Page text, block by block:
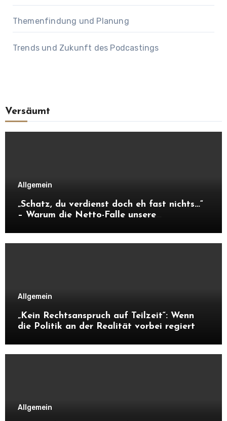
Themenfindung und Planung
Trends und Zukunft des Podcastings
Versäumt
Allgemein
„Schatz, du verdienst doch eh fast nichts…“
– Warum die Netto-Falle unsere
Allgemein
„Kein Rechtsanspruch auf Teilzeit“: Wenn
die Politik an der Realität vorbei regiert
Allgemein